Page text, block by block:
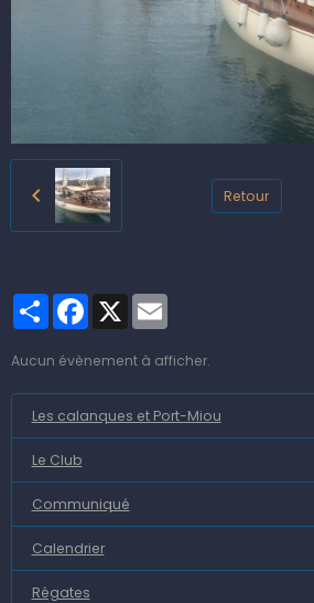
Retour
PartagerFacebook
X
Aucun évènement à afficher.
Les calanques et Port-Miou
Le Club
Communiqué
Calendrier
Régates